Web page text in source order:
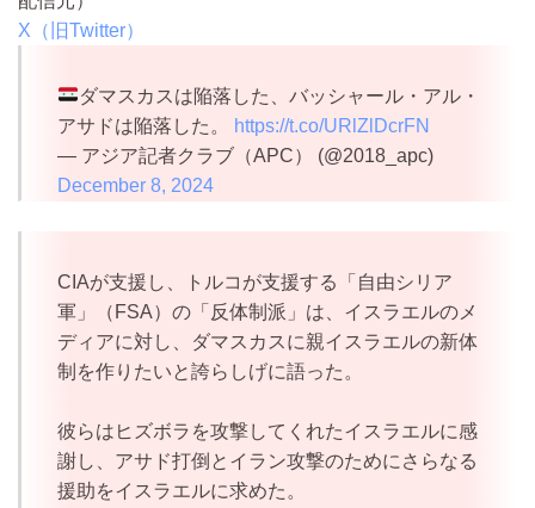
X（旧Twitter）
ダマスカスは陥落した、バッシャール・アル・
アサドは陥落した。
https://t.co/URlZlDcrFN
— アジア記者クラブ（APC） (@2018_apc)
December 8, 2024
CIAが支援し、トルコが支援する「自由シリア
軍」（FSA）の「反体制派」は、イスラエルのメ
ディアに対し、ダマスカスに親イスラエルの新体
制を作りたいと誇らしげに語った。
彼らはヒズボラを攻撃してくれたイスラエルに感
謝し、アサド打倒とイラン攻撃のためにさらなる
援助をイスラエルに求めた。